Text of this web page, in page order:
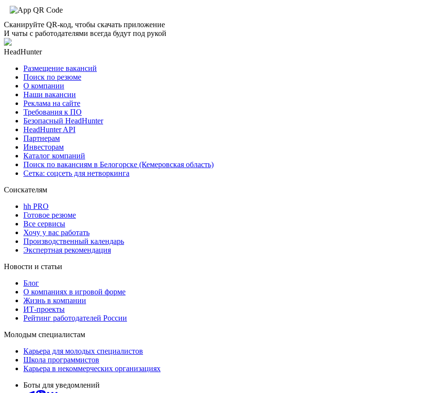
Сканируйте QR-код, чтобы скачать приложение
И чаты с работодателями всегда будут под рукой
HeadHunter
Размещение вакансий
Поиск по резюме
О компании
Наши вакансии
Реклама на сайте
Требования к ПО
Безопасный HeadHunter
HeadHunter API
Партнерам
Инвесторам
Каталог компаний
Поиск по вакансиям в Белогорске (Кемеровская область)
Сетка: соцсеть для нетворкинга
Соискателям
hh PRO
Готовое резюме
Все сервисы
Хочу у вас работать
Производственный календарь
Экспертная рекомендация
Новости и статьи
Блог
О компаниях в игровой форме
Жизнь в компании
ИТ-проекты
Рейтинг работодателей России
Молодым специалистам
Карьера для молодых специалистов
Школа программистов
Карьера в некоммерческих организациях
Боты для уведомлений